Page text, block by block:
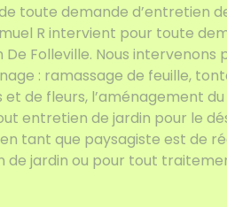
toute demande d’entretien
R intervient pour toute
De Folleville. Nous
: ramassage de feuille,
de fleurs, l’aménagement du
entretien de jardin pour le
tant que paysagiste est de
de jardin ou pour tout